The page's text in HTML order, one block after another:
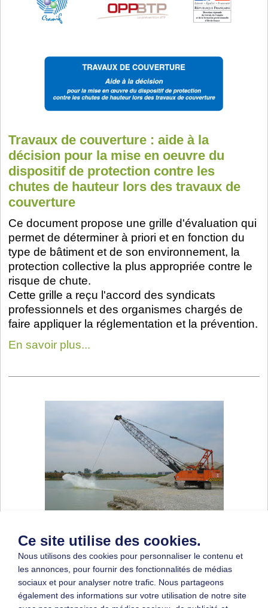
Travaux de couverture : aide à la
décision pour la mise en oeuvre du
dispositif de protection contre les
chutes de hauteur lors des travaux de
couverture
Ce document propose une grille d'évaluation qui
permet de déterminer à priori et en fonction du
type de bâtiment et de son environnement, la
protection collective la plus appropriée contre le
risque de chute.
Cette grille a reçu l'accord des syndicats
professionnels et des organismes chargés de
faire appliquer la réglementation et la prévention.
En savoir plus...
En un coup d'œil: Santé et sécurité au
travail – le nouveau référentiel normatif
sectoriel
Le référentiel normatif sectoriel, un format inédit
de la DGUV (Fédération de l'assurance sociale
Ce site utilise des cookies.
Nous utilisons des cookies pour personnaliser le contenu et
les annonces, pour fournir des fonctionnalités de médias
sociaux et pour analyser notre trafic. Nous partageons
également des informations sur votre utilisation de notre site